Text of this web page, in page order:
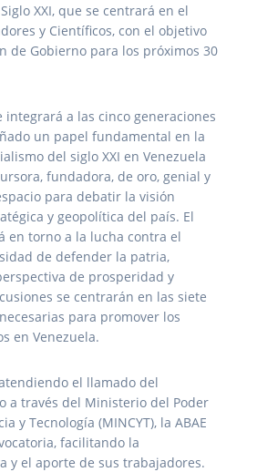
XXI, que se centrará en el
y Científicos, con el objetivo
de Gobierno para los próximos 30
integrará a las cinco generaciones
un papel fundamental en la
del siglo XXI en Venezuela
fundadora, de oro, genial y
para debatir la visión
y geopolítica del país. El
en torno a la lucha contra el
de defender la patria,
de prosperidad y
se centrarán en las siete
para promover los
en Venezuela.
el llamado del
a través del Ministerio del Poder
y Tecnología (MINCYT), la ABAE
facilitando la
y el aporte de sus trabajadores.